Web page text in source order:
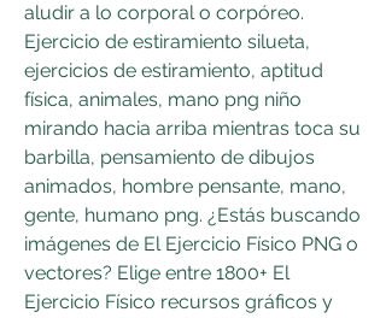
aludir a lo corporal o corpóreo.
Ejercicio de estiramiento silueta,
ejercicios de estiramiento, aptitud
física, animales, mano png niño
mirando hacia arriba mientras toca su
barbilla, pensamiento de dibujos
animados, hombre pensante, mano,
gente, humano png. ¿Estás buscando
imágenes de El Ejercicio Físico PNG o
vectores? Elige entre 1800+ El
Ejercicio Físico recursos gráficos y